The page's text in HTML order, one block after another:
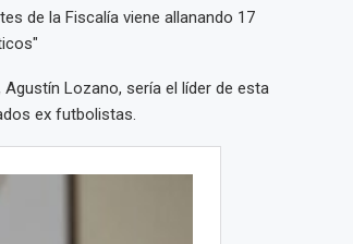
de la Fiscalía viene allanando 17
Lozano, sería el líder de esta
ex futbolistas.